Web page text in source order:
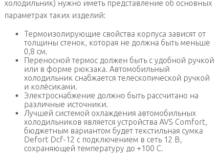
холодильник) нужно иметь представление об основных
параметрах таких изделий:
Термоизолирующие свойства корпуса зависят от
толщины стенок, которая не должна быть меньше
0,8 см.
Переносной термос должен быть с удобной ручкой
или в форме рюкзака. Автомобильный
холодильник снабжается телескопической ручкой
и колёсиками.
Электроснабжение должно быть рассчитано на
различные источники.
Лучшей системой охлаждения автомобильных
холодильников является устройства AVS Comfort,
бюджетным вариантом будет текстильная сумка
Defort Dcf-12 с подключением в сеть 12 В,
сохраняющей температуру до +100 С.